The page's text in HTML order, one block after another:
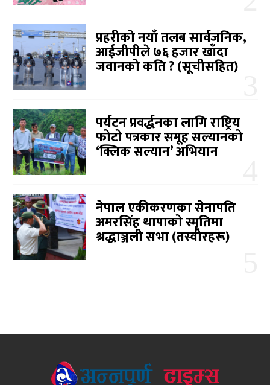
प्रहरीको नयाँ तलब सार्वजनिक,
आईजीपीले ७६ हजार खाँदा
जवानको कति ? (सूचीसहित)
पर्यटन प्रवर्द्धनका लागि राष्ट्रिय
फोटो पत्रकार समूह सल्यानको
‘क्लिक सल्यान’ अभियान
नेपाल एकीकरणका सेनापति
अमरसिंह थापाको स्मृतिमा
श्रद्धाञ्जली सभा (तस्वीरहरू)